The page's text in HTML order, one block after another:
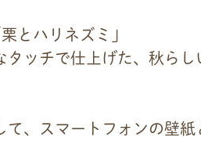
とハリネズミ」
タッチで仕上げた、秋ら
て、スマートフォンの壁紙